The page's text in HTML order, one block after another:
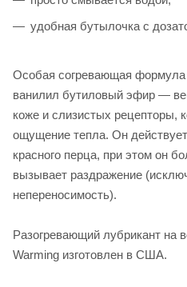
удобная бутылочка с
Особая согревающая формула
ванилил бутиловый эфир —
коже и слизистых рецепторы,
ощущение тепла. Он действует
красного перца, при этом он
вызывает раздражение
непереносимость).
Разогревающий лубрикант на
Warming изготовлен в США.